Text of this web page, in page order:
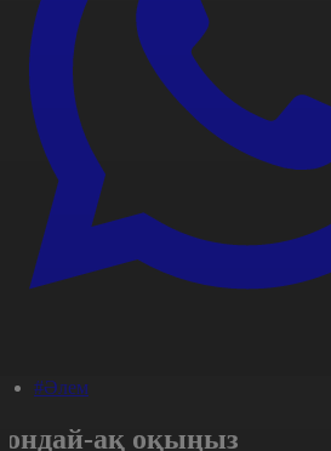
#Әлем
ақ оқыңыз